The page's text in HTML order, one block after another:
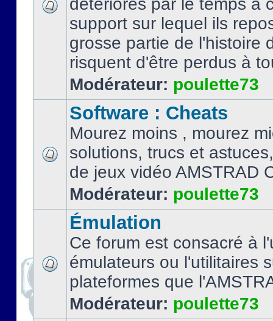
détériorés par le temps à
support sur lequel ils
grosse partie de l'histoire
risquent d'être perdus à
Modérateur: poulette73
Software : Cheats
Mourez moins , mourez
solutions, trucs et
de jeux vidéo AMSTRAD
Modérateur: poulette73
Émulation
Ce forum est consacré à
émulateurs ou l'utilitaires
plateformes que
Modérateur: poulette73